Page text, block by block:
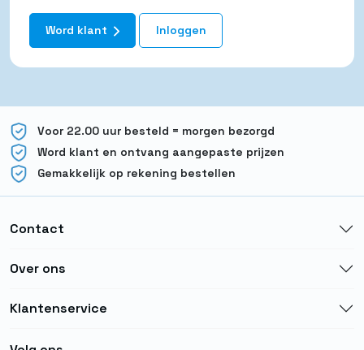
Word klant Inloggen
Voor 22.00 uur besteld = morgen bezorgd
Word klant en ontvang aangepaste prijzen
Gemakkelijk op rekening bestellen
Contact
Over ons
Klantenservice